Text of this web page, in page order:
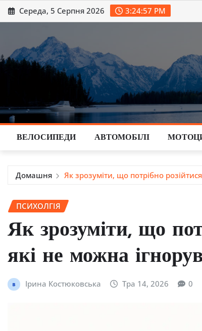
Перейти
до
Середа, 5 Серпня 2026 3:24:58 PM
ВЕЛОСИПЕДИ АВТОМОБІЛІ
Домашня Як зрозуміти, що потрібно
ПСИХОЛГІЯ
Як зрозуміти, що
які не можна
Ірина Костюковська Тра 14, 2026 0